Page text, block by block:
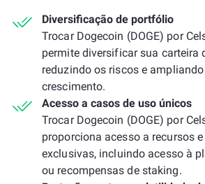
Diversificação de portfólio
Trocar Dogecoin (DOGE) por
permite diversificar sua carteira
reduzindo os riscos e
crescimento.
Acesso a casos de uso únicos
Trocar Dogecoin (DOGE) por
proporciona acesso a recursos
exclusivas, incluindo acesso à
ou recompensas de staking.